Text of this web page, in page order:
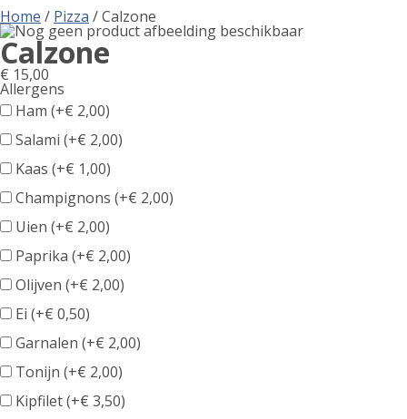
Home / Pizza / Calzone
Calzone
€ 15,00
Allergens
Product
allergen
information
Ham (+€ 2,00)
Salami (+€ 2,00)
Kaas (+€ 1,00)
Champignons (+€ 2,00)
Uien (+€ 2,00)
Paprika (+€ 2,00)
Olijven (+€ 2,00)
Ei (+€ 0,50)
Garnalen (+€ 2,00)
Tonijn (+€ 2,00)
Kipfilet (+€ 3,50)